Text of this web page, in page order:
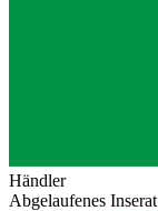
Händler
Abgelaufenes Inserat